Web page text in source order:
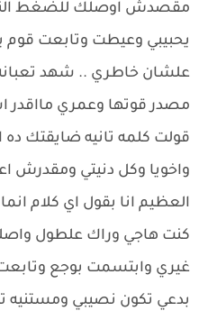
مقصدش اوصلك للضغط
يحبيبي وعيطت وتابعت قوم
علشان خاطري .. شهد
مصدر قوتها وعمري مااقدر
قولت كلمه تانيه ضايقتك ده
واخويا وكل دنيتي ومقدرش
العظيم انا بقول اي كلام
كنت هاجي وراك علطول
غيري وابتسمت بوجع
بدعي تكون نصيبي ومستنيه